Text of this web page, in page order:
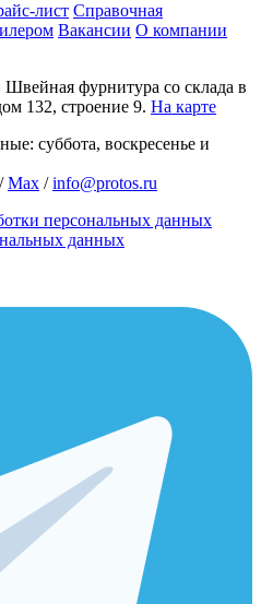
лист Справочная
Вакансии О компании
Швейная фурнитура со склада в
132, строение 9. На карте
суббота, воскресенье и
/Max /info@protos.ru
персональных данных
данных